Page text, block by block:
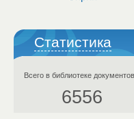
Статистика
Всего в библиотеке
6556